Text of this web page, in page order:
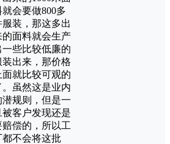
就会要做800多
服装，那这多出
的面料就会生产
一些比较低廉的
装出来，那价格
面就比较可观的
。虽然这是业内
潜规则，但是一
被客户发现还是
赔偿的，所以工
都不会将这批